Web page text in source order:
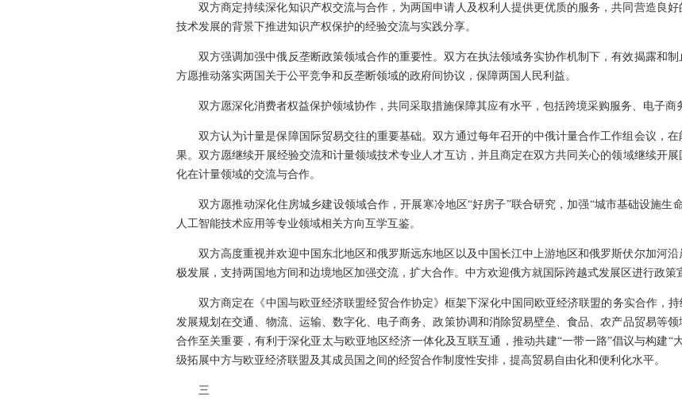
双方商定持续深化知识产权交流与合作，为两国申请人及权利人提供更优质的服务，共同营造良
技术发展的背景下推进知识产权保护的经验交流与实践分享。
双方强调加强中俄反垄断政策领域合作的重要性。双方在执法领域务实协作机制下，有效揭露和
方愿推动落实两国关于公平竞争和反垄断领域的政府间协议，保障两国人民利益。
双方愿深化消费者权益保护领域协作，共同采取措施保障其应有水平，包括跨境采购服务、电子商
双方认为计量是保障国际贸易交往的重要基础。双方通过每年召开的中俄计量合作工作组会议，
果。双方愿继续开展经验交流和计量领域技术专业人才互访，并且商定在双方共同关心的领域继续开
化在计量领域的交流与合作。
双方愿推动深化住房城乡建设领域合作，开展寒冷地区“好房子”联合研究，加强“城市基础设施生
人工智能技术应用等专业领域相关方向互学互鉴。
双方高度重视并欢迎中国东北地区和俄罗斯远东地区以及中国长江中上游地区和俄罗斯伏尔加河
极发展，支持两国地方间和边境地区加强交流，扩大合作。中方欢迎俄方就国际跨越式发展区进行政策
双方商定在《中国与欧亚经济联盟经贸合作协定》框架下深化中国同欧亚经济联盟的务实合作，
发展规划在交通、物流、运输、数字化、电子商务、政策协调和消除贸易壁垒、食品、农产品贸易等
合作至关重要，有利于深化亚太与欧亚地区经济一体化及互联互通，推动共建“一带一路”倡议与构建“
级拓展中方与欧亚经济联盟及其成员国之间的经贸合作制度性安排，提高贸易自由化和便利化水平。
三